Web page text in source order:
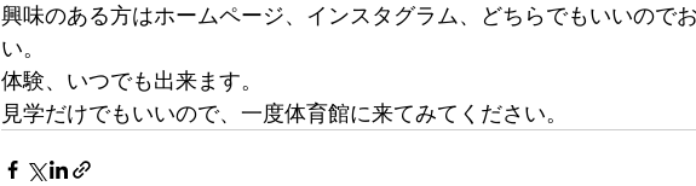
興味のある方はホームページ、インスタグラム、どちらでもいいので
い。
体験、いつでも出来ます。
見学だけでもいいので、一度体育館に来てみてください。